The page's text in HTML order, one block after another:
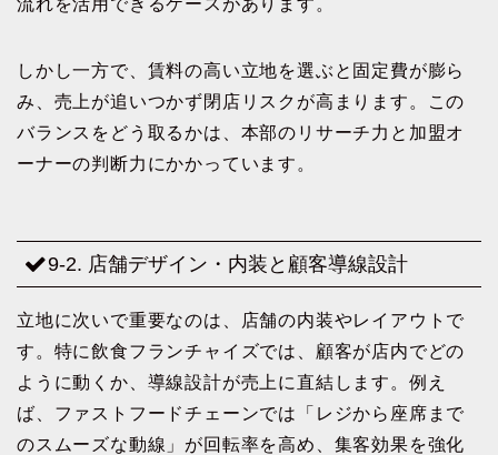
流れを活用できるケースがあります。
しかし一方で、賃料の高い立地を選ぶと固定費が膨ら
み、売上が追いつかず閉店リスクが高まります。この
バランスをどう取るかは、本部のリサーチ力と加盟オ
ーナーの判断力にかかっています。
9-2. 店舗デザイン・内装と顧客導線設計
立地に次いで重要なのは、店舗の内装やレイアウトで
す。特に飲食フランチャイズでは、顧客が店内でどの
ように動くか、導線設計が売上に直結します。例え
ば、ファストフードチェーンでは「レジから座席まで
のスムーズな動線」が回転率を高め、集客効果を強化